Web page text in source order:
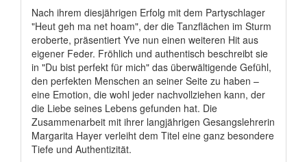
Nach ihrem diesjährigen Erfolg mit dem Partyschlager
"Heut geh ma net hoam", der die Tanzflächen im Sturm
eroberte, präsentiert Yve nun einen weiteren Hit aus
eigener Feder. Fröhlich und authentisch beschreibt sie
in "Du bist perfekt für mich" das überwältigende Gefühl,
den perfekten Menschen an seiner Seite zu haben –
eine Emotion, die wohl jeder nachvollziehen kann, der
die Liebe seines Lebens gefunden hat. Die
Zusammenarbeit mit ihrer langjährigen Gesangslehrerin
Margarita Hayer verleiht dem Titel eine ganz besondere
Tiefe und Authentizität.